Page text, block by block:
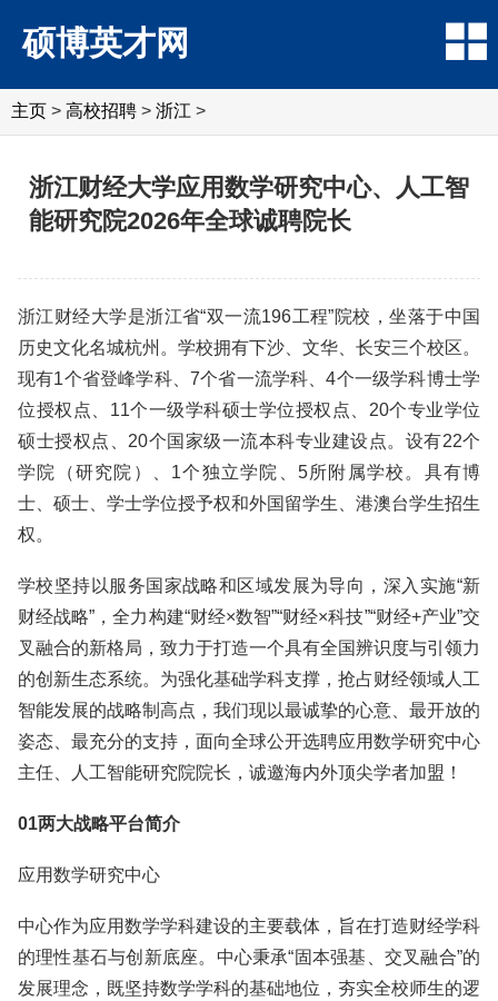
硕博英才网
主页 > 高校招聘 > 浙江 >
浙江财经大学应用数学研究中心、人工智
能研究院2026年全球诚聘院长
浙江财经大学是浙江省“双一流196工程”院校，坐落于中国
历史文化名城杭州。学校拥有下沙、文华、长安三个校区。
现有1个省登峰学科、7个省一流学科、4个一级学科博士学
位授权点、11个一级学科硕士学位授权点、20个专业学位
硕士授权点、20个国家级一流本科专业建设点。设有22个
学院（研究院）、1个独立学院、5所附属学校。具有博
士、硕士、学士学位授予权和外国留学生、港澳台学生招生
权。
学校坚持以服务国家战略和区域发展为导向，深入实施“新
财经战略”，全力构建“财经×数智”‍“财经×科技”‍“财经+产业”交
叉融合的新格局，致力于打造一个具有全国辨识度与引领力
的创新生态系统。为强化基础学科支撑，抢占财经领域人工
智能发展的战略制高点，我们现以最诚挚的心意、最开放的
姿态、最充分的支持，面向全球公开选聘应用数学研究中心
主任、人工智能研究院院长，诚邀海内外顶尖学者加盟！
01两大战略平台简介
应用数学研究中心
中心作为应用数学学科建设的主要载体，旨在打造财经学科
的理性基石与创新底座。中心秉承“固本强基、交叉融合”的
发展理念，既坚持数学学科的基础地位，夯实全校师生的逻